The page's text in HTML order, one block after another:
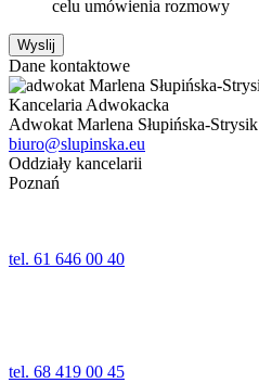
celu umówienia rozmowy
Wyslij
Dane kontaktowe
Kancelaria Adwokacka
Adwokat Marlena Słupińska-Strysik
biuro@slupinska.eu
Oddziały kancelarii
Poznań
tel. 61 646 00 40
tel. 68 419 00 45